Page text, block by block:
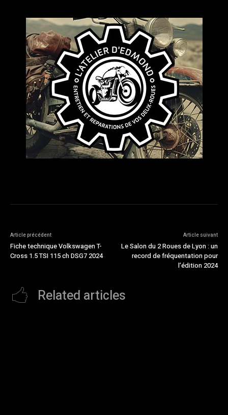
Article précédent
Fiche technique Volkswagen T-
Cross 1.5 TSI 115 ch DSG7 2024
Article suivant
Le Salon du 2 Roues de Lyon : un
record de fréquentation pour
l’édition 2024
Related articles